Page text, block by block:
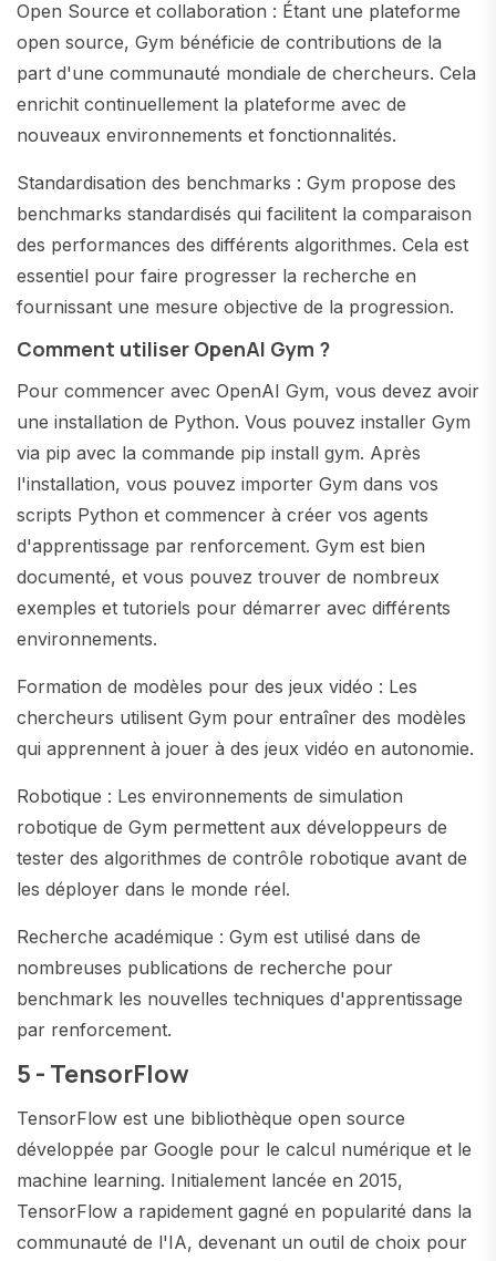
Open Source et collaboration : Étant une plateforme
open source, Gym bénéficie de contributions de la
part d'une communauté mondiale de chercheurs. Cela
enrichit continuellement la plateforme avec de
nouveaux environnements et fonctionnalités.
Standardisation des benchmarks : Gym propose des
benchmarks standardisés qui facilitent la comparaison
des performances des différents algorithmes. Cela est
essentiel pour faire progresser la recherche en
fournissant une mesure objective de la progression.
Comment utiliser OpenAI Gym ?
Pour commencer avec OpenAI Gym, vous devez avoir
une installation de Python. Vous pouvez installer Gym
via pip avec la commande pip install gym. Après
l'installation, vous pouvez importer Gym dans vos
scripts Python et commencer à créer vos agents
d'apprentissage par renforcement. Gym est bien
documenté, et vous pouvez trouver de nombreux
exemples et tutoriels pour démarrer avec différents
environnements.
Formation de modèles pour des jeux vidéo : Les
chercheurs utilisent Gym pour entraîner des modèles
qui apprennent à jouer à des jeux vidéo en autonomie.
Robotique : Les environnements de simulation
robotique de Gym permettent aux développeurs de
tester des algorithmes de contrôle robotique avant de
les déployer dans le monde réel.
Recherche académique : Gym est utilisé dans de
nombreuses publications de recherche pour
benchmark les nouvelles techniques d'apprentissage
par renforcement.
5 - TensorFlow
TensorFlow est une bibliothèque open source
développée par Google pour le calcul numérique et le
machine learning. Initialement lancée en 2015,
TensorFlow a rapidement gagné en popularité dans la
communauté de l'IA, devenant un outil de choix pour